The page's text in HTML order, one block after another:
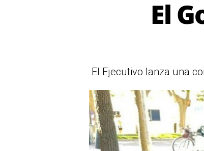
El
El Ejecutivo lanza una